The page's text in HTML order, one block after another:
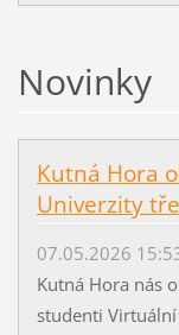
Novinky
Kutná Hora
Univerzity
07.05.2026
Kutná Hora nás
studenti